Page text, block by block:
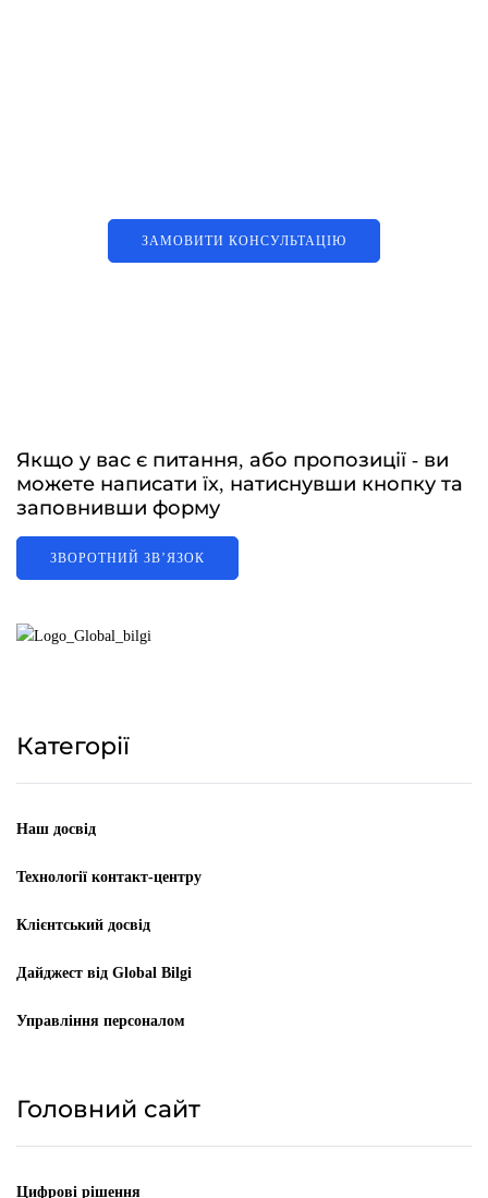
ЗАМОВИТИ КОНСУЛЬТАЦІЮ
Якщо у вас є питання, або пропозиції - ви
можете написати їх, натиснувши кнопку та
заповнивши форму
ЗВОРОТНИЙ ЗВʼЯЗОК
Категорії
Наш досвід
Технології контакт-центру
Клієнтський досвід
Дайджест від Global Bilgi
Управління персоналом
Головний сайт
Цифрові рішення